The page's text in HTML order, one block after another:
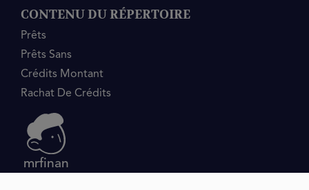
CONTENU DU RÉPERTOIRE
Prêts
Prêts Sans
Crédits Montant
Rachat De Crédits
mrfinan